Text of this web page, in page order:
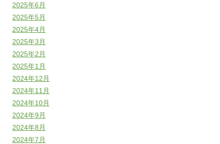
2025年6月
2025年5月
2025年4月
2025年3月
2025年2月
2025年1月
2024年12月
2024年11月
2024年10月
2024年9月
2024年8月
2024年7月